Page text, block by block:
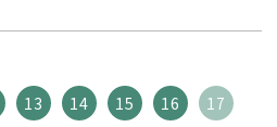
13 14 15 16 17